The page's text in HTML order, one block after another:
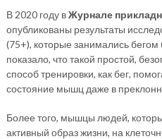
В 2020 году вЖурнале
опубликованы результаты
(75+), которые занимались
показало, что такой простой,
способ тренировки, как бег,
состояние мышц даже в
Более того, мышцы людей,
активный образ жизни, на